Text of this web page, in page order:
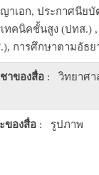
เอก, ประกาศนียบั
ทคนิคชั้นสูง (ปทส.)
การศึกษาตามอัธย
าของสื่อ : วิทยาศา
ของสื่อ : รูปภาพ